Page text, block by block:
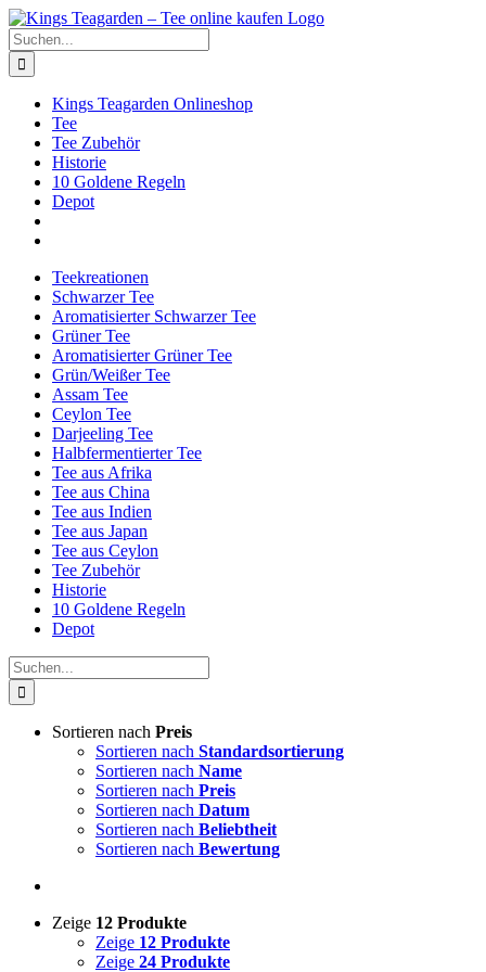
Zum
Inhalt
springen
Facebook
X
Instagram
Pinterest
Suche
nach:
Kings Teagarden Onlineshop
Tee
Tee Zubehör
Historie
10 Goldene Regeln
Depot
Teekreationen
Schwarzer Tee
Aromatisierter Schwarzer Tee
Grüner Tee
Aromatisierter Grüner Tee
Grün/Weißer Tee
Assam Tee
Ceylon Tee
Darjeeling Tee
Halbfermentierter Tee
Tee aus Afrika
Tee aus China
Tee aus Indien
Tee aus Japan
Tee aus Ceylon
Tee Zubehör
Historie
10 Goldene Regeln
Depot
Suche
nach:
Sortieren nach Preis
Sortieren nach Standardsortierung
Sortieren nach Name
Sortieren nach Preis
Sortieren nach Datum
Sortieren nach Beliebtheit
Sortieren nach Bewertung
Zeige 12 Produkte
Zeige 12 Produkte
Zeige 24 Produkte